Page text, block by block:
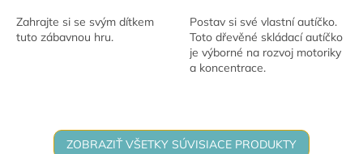
Zahrajte si se svým dítkem
tuto zábavnou hru.
Postav si své vlastní autíčko.
Toto dřevěné skládací autíčko
je výborné na rozvoj motoriky
a koncentrace.
ZOBRAZIŤ VŠETKY SÚVISIACE PRODUKTY